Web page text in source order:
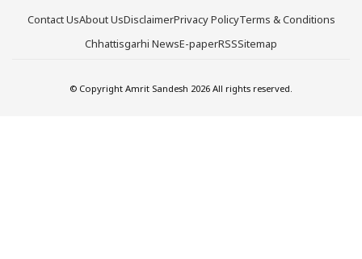
Contact UsAbout UsDisclaimerPrivacy PolicyTerms & Conditions
Chhattisgarhi NewsE-paperRSSSitemap
© Copyright Amrit Sandesh 2026 All rights reserved.